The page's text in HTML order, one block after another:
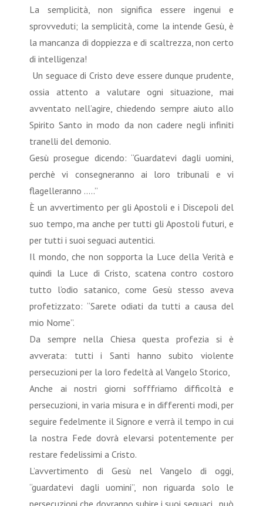
La semplicità, non significa essere ingenui e
sprovveduti; la semplicità, come la intende Gesù, è
la mancanza di doppiezza e di scaltrezza, non certo
di intelligenza!
Un seguace di Cristo deve essere dunque prudente,
ossia attento a valutare ogni situazione, mai
avventato nell’agire, chiedendo sempre aiuto allo
Spirito Santo in modo da non cadere negli infiniti
tranelli del demonio.
Gesù prosegue dicendo: “Guardatevi dagli uomini,
perchè vi consegneranno ai loro tribunali e vi
flagelleranno …..”
È un avvertimento per gli Apostoli e i Discepoli del
suo tempo, ma anche per tutti gli Apostoli futuri, e
per tutti i suoi seguaci autentici.
Il mondo, che non sopporta la Luce della Verità e
quindi la Luce di Cristo, scatena contro costoro
tutto l’odio satanico, come Gesù stesso aveva
profetizzato: “Sarete odiati da tutti a causa del
mio Nome”.
Da sempre nella Chiesa questa profezia si è
avverata: tutti i Santi hanno subito violente
persecuzioni per la loro fedeltà al Vangelo Storico,
Anche ai nostri giorni sofffriamo difficoltà e
persecuzioni, in varia misura e in differenti modi, per
seguire fedelmente il Signore e verrà il tempo in cui
la nostra Fede dovrà elevarsi potentemente per
restare fedelissimi a Cristo.
L’avvertimento di Gesù nel Vangelo di oggi,
“guardatevi dagli uomini”, non riguarda solo le